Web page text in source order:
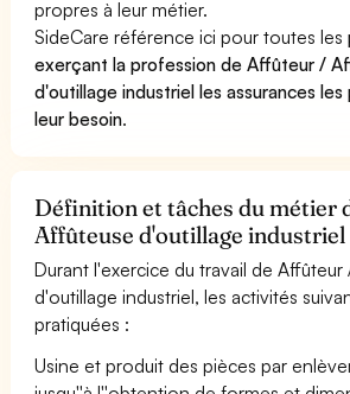
propres à leur métier.
SideCare référence ici pour toutes les
exerçant la profession de Affûteur /
d'outillage industriel les assurances
leur besoin.
Définition et tâches du métier
Affûteuse d'outillage industriel
Durant l'exercice du travail de Affûteur
d'outillage industriel, les activités
pratiquées :
Usine et produit des pièces par